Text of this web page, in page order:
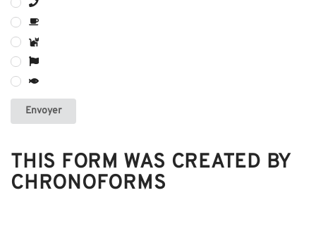
Envoyer
THIS FORM WAS CREATED BY
CHRONOFORMS